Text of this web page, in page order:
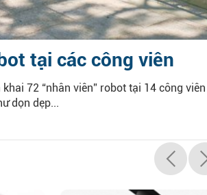
tại các công viên
72 “nhân viên” robot tại 14 công viên
dọn dẹp...